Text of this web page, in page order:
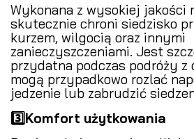
Wykonana z wysokiej jakości
skutecznie chroni siedzisko
kurzem, wilgocią oraz innymi
zanieczyszczeniami. Jest
przydatna podczas podróży z
mogą przypadkowo rozlać
jedzenie lub zabrudzić
3️⃣Komfort użytkowania